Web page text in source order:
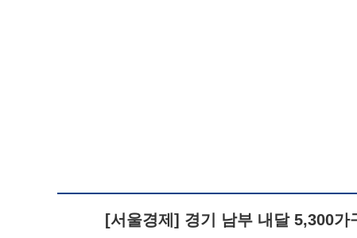
[서울경제] 경기 남부 내달 5,300가